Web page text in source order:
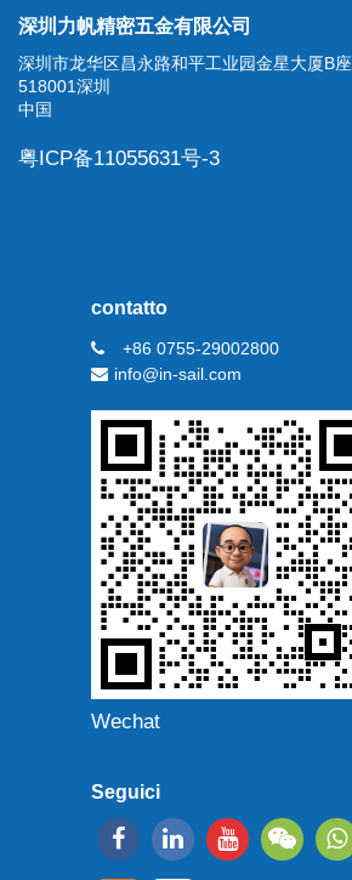
深圳力帆精密五金有限公司
深圳市龙华区昌永路和平工业园金星大厦B座
518001深圳
中国
粤ICP备11055631号-3
contatto
+86 0755-29002800
info@in-sail.com
Wechat
Seguici